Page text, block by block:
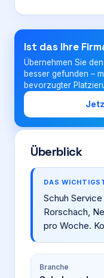
Ist das Ihre
Übernehmen Sie
besser gefunden –
bevorzugter
Überblick
DAS
Schuh
Rorschach,
pro Woche.
Branche